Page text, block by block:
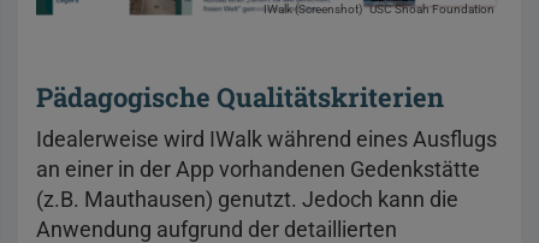
IWalk (Screenshot) USC Shoah Foundation
Pädagogische Qualitätskriterien
Idealerweise wird IWalk während eines Ausflugs
an einer in der App vorhandenen Gedenkstätte
(z.B. Mauthausen) genutzt. Jedoch kann die
Anwendung aufgrund der detaillierten